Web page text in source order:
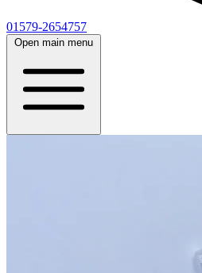
01579-2654757
Open main menu